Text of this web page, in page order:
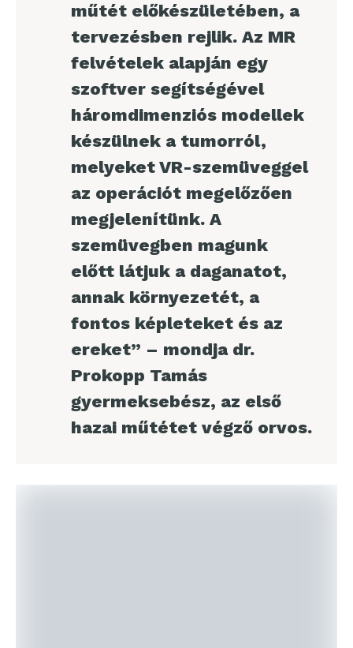
műtét előkészületében, a
tervezésben rejlik. Az MR
felvételek alapján egy
szoftver segítségével
háromdimenziós modellek
készülnek a tumorról,
melyeket VR-szemüveggel
az operációt megelőzően
megjelenítünk. A
szemüvegben magunk
előtt látjuk a daganatot,
annak környezetét, a
fontos képleteket és az
ereket” – mondja dr.
Prokopp Tamás
gyermeksebész, az első
hazai műtétet végző orvos.